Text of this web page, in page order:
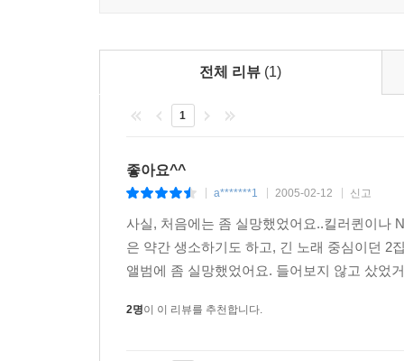
전체 리뷰 (1)
1
좋아요^^
a*******1 2005-02-12 신고
사실, 처음에는 좀 실망했었어요..킬러퀸이나
은 약간 생소하기도 하고, 긴 노래 중심이던 2
앨범에 좀 실망했었어요. 들어보지 않고 샀었
2명이 이 리뷰를 추천합니다.